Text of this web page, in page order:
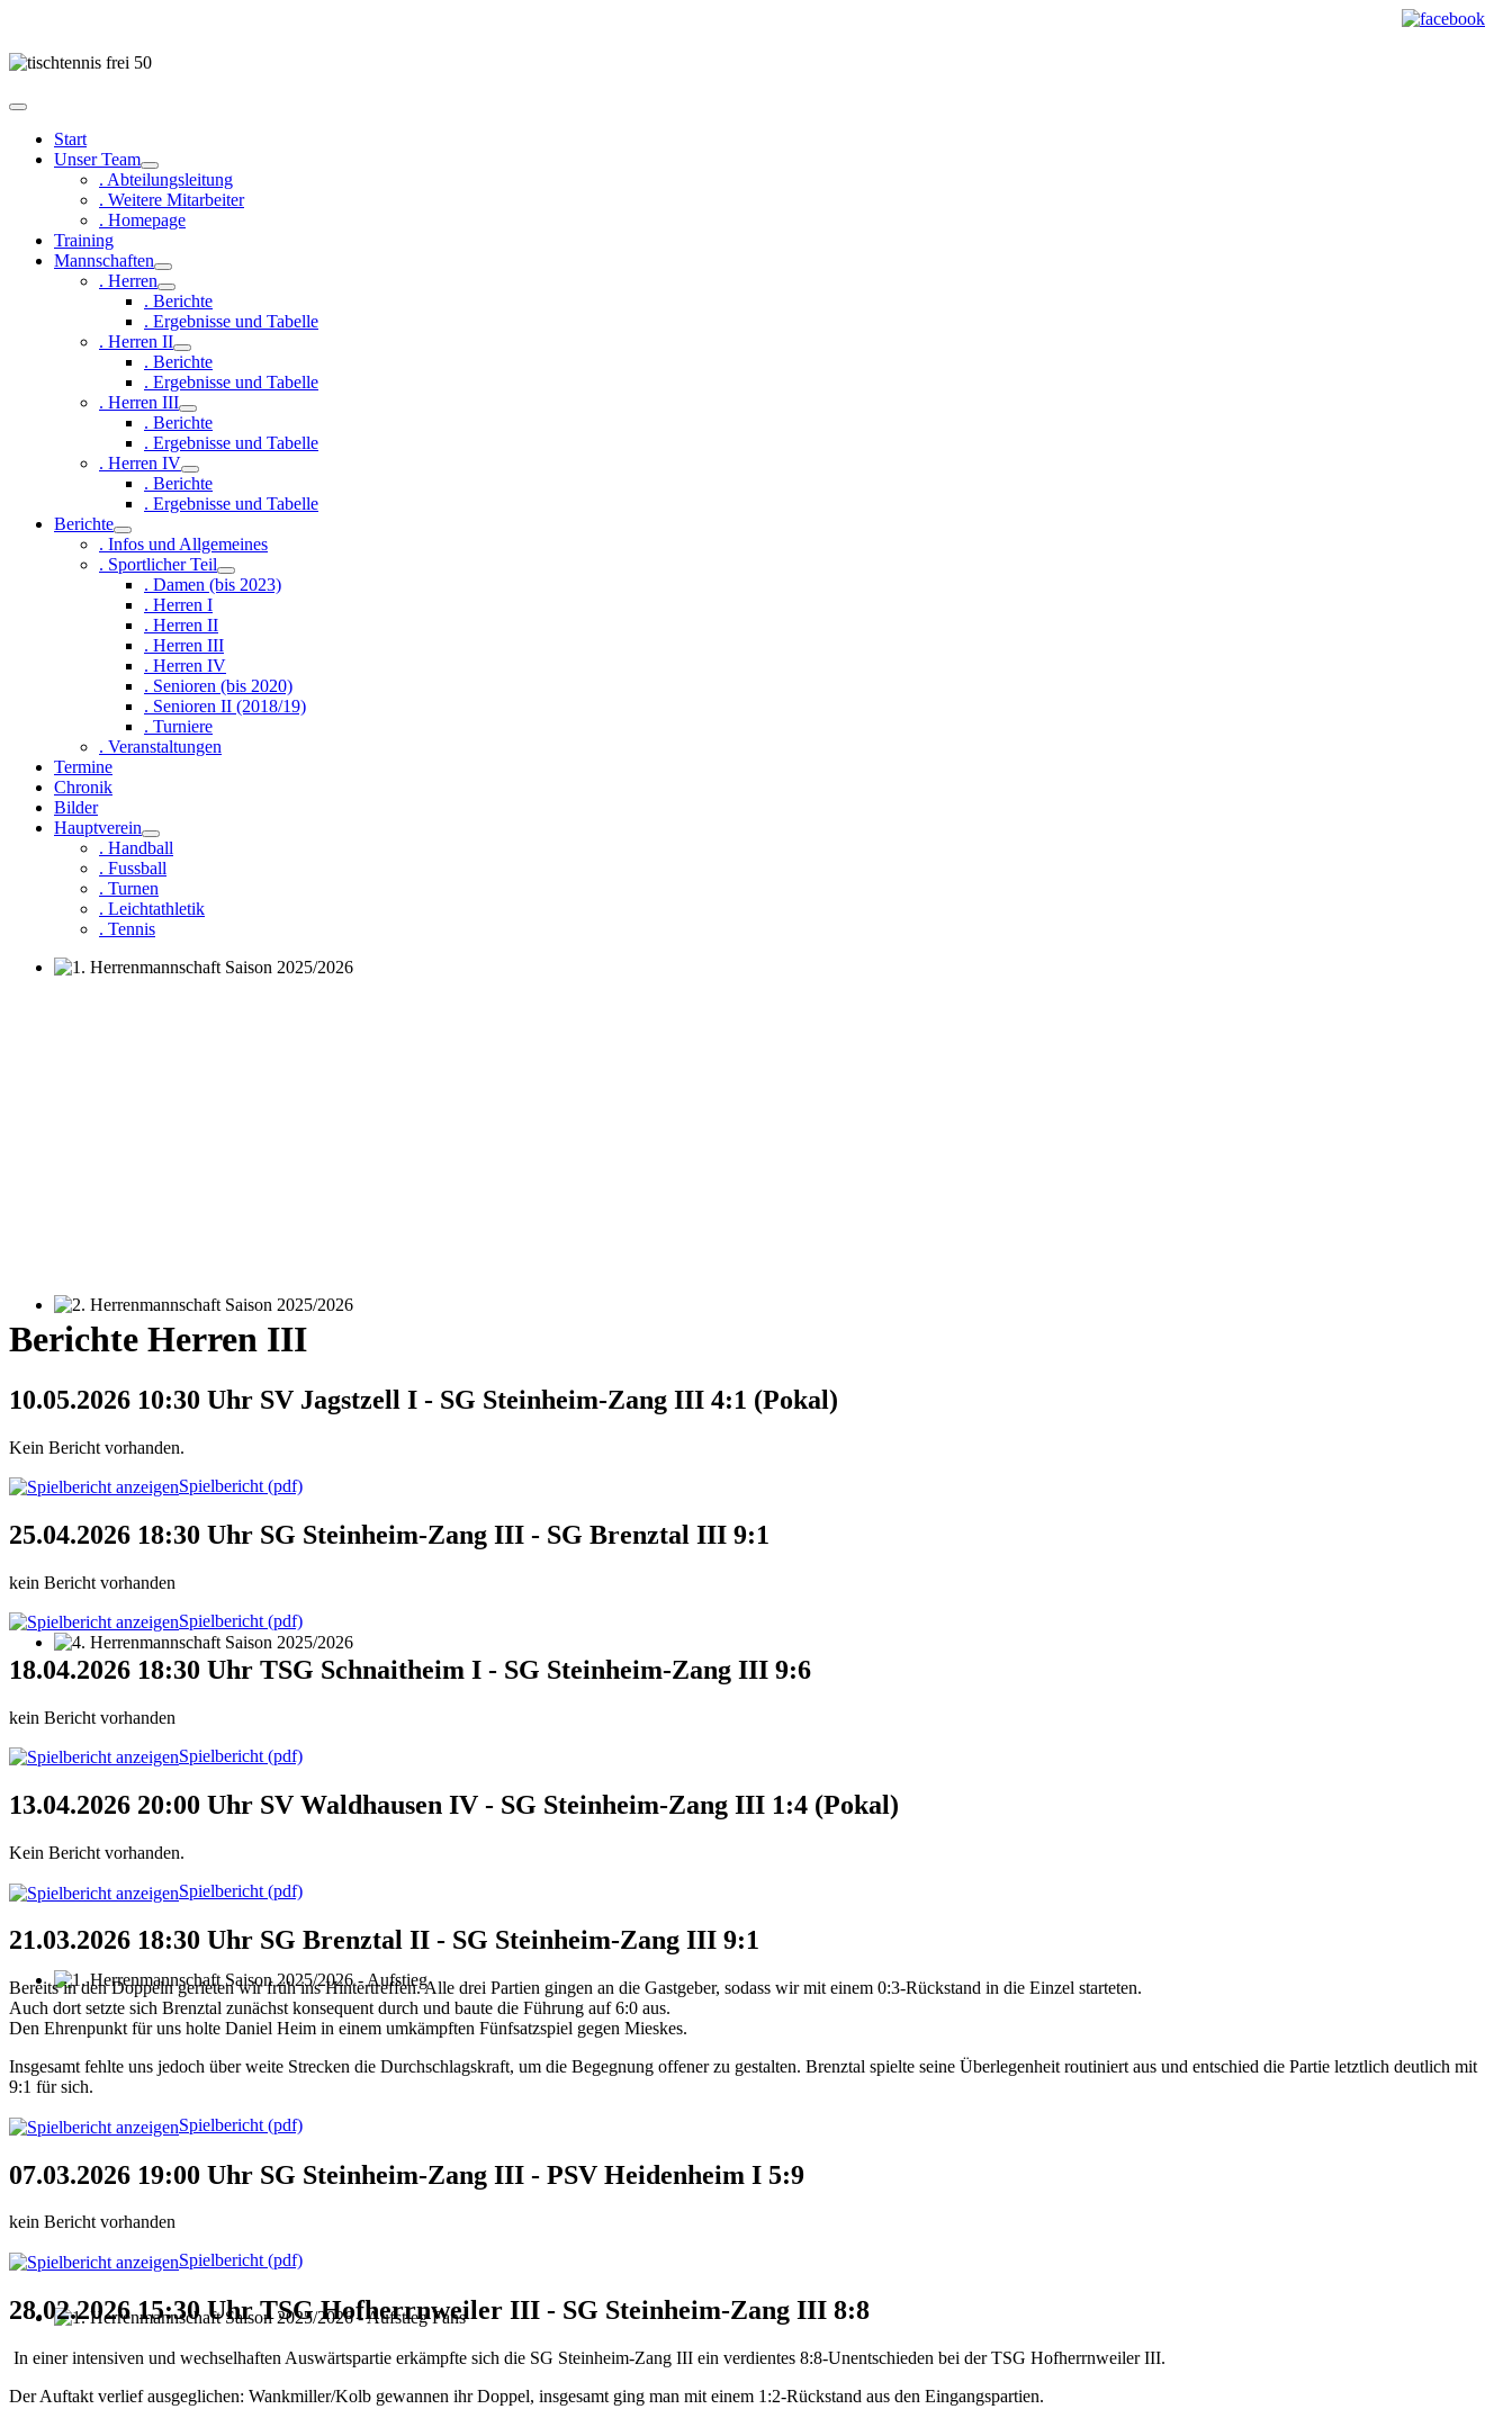
Start
Unser Team
. Abteilungsleitung
. Weitere Mitarbeiter
. Homepage
Training
Mannschaften
. Herren
. Berichte
. Ergebnisse und Tabelle
. Herren II
. Berichte
. Ergebnisse und Tabelle
. Herren III
. Berichte
. Ergebnisse und Tabelle
. Herren IV
. Berichte
. Ergebnisse und Tabelle
Berichte
. Infos und Allgemeines
. Sportlicher Teil
. Damen (bis 2023)
. Herren I
. Herren II
. Herren III
. Herren IV
. Senioren (bis 2020)
. Senioren II (2018/19)
. Turniere
. Veranstaltungen
Termine
Chronik
Bilder
Hauptverein
. Handball
. Fussball
. Turnen
. Leichtathletik
. Tennis
2. Herrenmannschaft Saison 2025/2026
4. Herrenmannschaft Saison 2025/2026
1. Herrenmannschaft Saison 2025/2026 - Aufstieg
Berichte Herren III
10.05.2026 10:30 Uhr SV Jagstzell I - SG Steinheim-Zang III 4:1 (Pokal)
Kein Bericht vorhanden.
Spielbericht (pdf)
25.04.2026 18:30 Uhr SG Steinheim-Zang III - SG Brenztal III 9:1
kein Bericht vorhanden
Spielbericht (pdf)
18.04.2026 18:30 Uhr TSG Schnaitheim I - SG Steinheim-Zang III 9:6
kein Bericht vorhanden
Spielbericht (pdf)
13.04.2026 20:00 Uhr SV Waldhausen IV - SG Steinheim-Zang III 1:4 (Pokal)
Kein Bericht vorhanden.
Spielbericht (pdf)
21.03.2026 18:30 Uhr SG Brenztal II - SG Steinheim-Zang III 9:1
Bereits in den Doppeln gerieten wir früh ins Hintertreffen. Alle drei Partien gingen an die Gastgeber, sodass wir mit einem 0:3-Rückstand in die Einzel starteten.
Auch dort setzte sich Brenztal zunächst konsequent durch und baute die Führung auf 6:0 aus.
Den Ehrenpunkt für uns holte Daniel Heim in einem umkämpften Fünfsatzspiel gegen Mieskes.
Insgesamt fehlte uns jedoch über weite Strecken die Durchschlagskraft, um die Begegnung offener zu gestalten. Brenztal spielte seine Überlegenheit routiniert aus und entschied die Partie letztlich deutlich mit
9:1 für sich.
Spielbericht (pdf)
07.03.2026 19:00 Uhr SG Steinheim-Zang III - PSV Heidenheim I 5:9
kein Bericht vorhanden
Spielbericht (pdf)
28.02.2026 15:30 Uhr TSG Hofherrnweiler III - SG Steinheim-Zang III 8:8
In einer intensiven und wechselhaften Auswärtspartie erkämpfte sich die SG Steinheim-Zang III ein verdientes 8:8-Unentschieden bei der TSG Hofherrnweiler III.
Der Auftakt verlief ausgeglichen: Wankmiller/Kolb gewannen ihr Doppel, insgesamt ging man mit einem 1:2-Rückstand aus den Eingangspartien.